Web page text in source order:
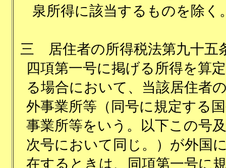
泉所得に該当するものを除く
三
居住者の所得税法第九十五
四項第一号に掲げる所得を算
る場合において、当該居住者
外事業所等（同号に規定する
事業所等をいう。以下この号
次号において同じ。）が外国
在するときは、同項第一号に